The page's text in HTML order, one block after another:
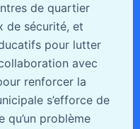
de quartier
de sécurité, et
pour lutter
avec
renforcer la
s’efforce de
qu’un problème